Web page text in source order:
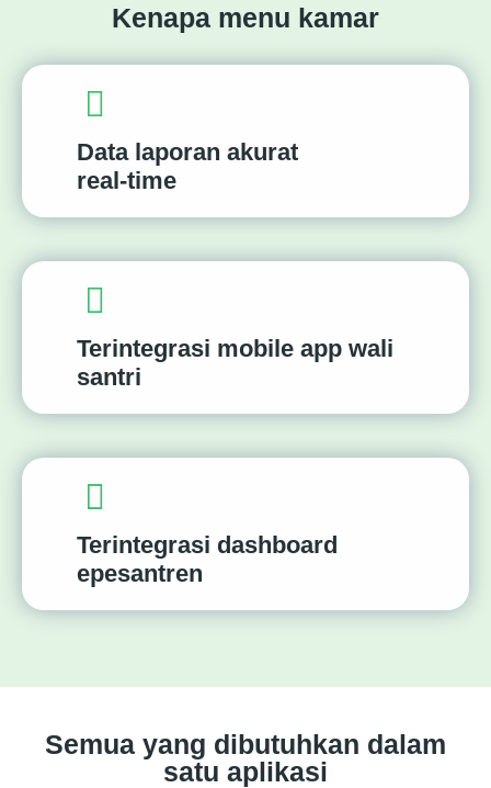
Kenapa menu kamar
Data laporan akurat
real-time
Terintegrasi mobile app wali
santri
Terintegrasi dashboard
epesantren
Semua yang dibutuhkan dalam
satu aplikasi